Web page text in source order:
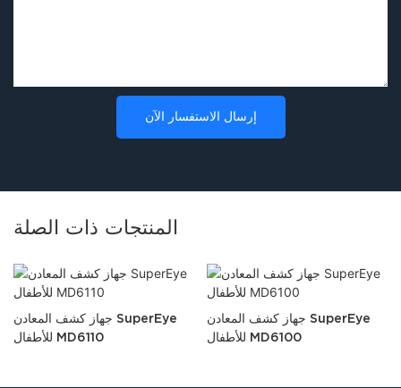
إرسال الاستفسار الآن
المنتجات ذات الصلة
جهاز كشف المعادن SuperEye
للأطفال MD6110
جهاز كشف المعادن SuperEye
للأطفال MD6100